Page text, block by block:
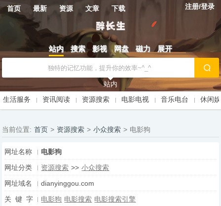
首页 最新 资源 文章 下载 注册/登录
站内 搜索 影视 网盘 磁力 展开
站内
生活服务
资讯阅读 资源搜索 电影电视 音乐电台 休闲
当前位置: 首页 > 资源搜索 > 小众搜索 > 电影狗
网址名称
电影狗
网址分类
资源搜索 >> 小众搜索
网址域名
dianyinggou.com
关 键 字
电影狗 电影搜索 电影搜索引擎